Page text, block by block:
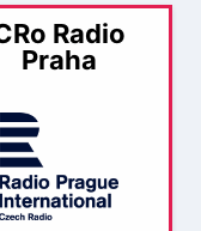
Radio
Praha